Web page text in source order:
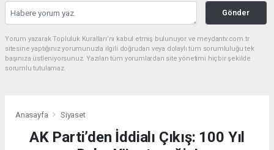
Gönder
Yorum yazarak Topluluk Kuralları’nı kabul etmiş bulunuyor ve meydantv.com.tr
sitesine yaptığınız yorumunuzla ilgili doğrudan veya dolaylı tüm sorumluluğu tek
başınıza üstleniyorsunuz. Yazılan tüm yorumlardan site yönetimi hiçbir şekilde
sorumlu tutulamaz.
Anasayfa Siyaset
AK Parti’den İddialı Çıkış: 100 Yıl